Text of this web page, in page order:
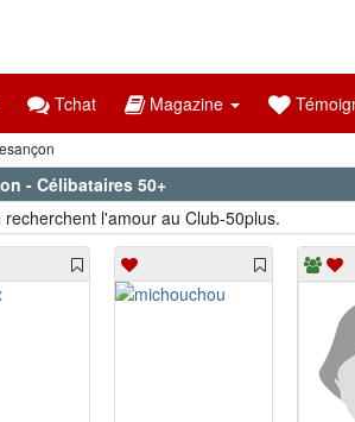
Tchat Magazine
- Célibataires 50+
l'amour au Club-50plus.